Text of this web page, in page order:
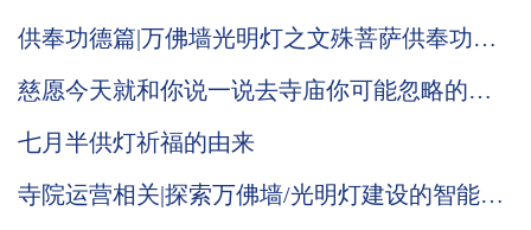
供奉功德篇|万佛墙光明灯之文殊菩萨供奉功德
慈愿今天就和你说一说去寺庙你可能忽略的小
七月半供灯祈福的由来
寺院运营相关|探索万佛墙/光明灯建设的智能化